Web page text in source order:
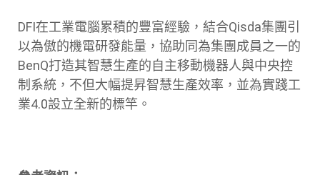
DFI在工業電腦累積的豐富經驗，結合Qisda集團引
以為傲的機電研發能量，協助同為集團成員之一的
BenQ打造其智慧生產的自主移動機器人與中央控
制系統，不但大幅提昇智慧生產效率，並為實踐工
業4.0設立全新的標竿。